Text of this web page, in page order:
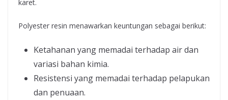
karet.
Polyester resin menawarkan keuntungan sebagai berikut:
Ketahanan yang memadai terhadap air dan
variasi bahan kimia.
Resistensi yang memadai terhadap pelapukan
dan penuaan.